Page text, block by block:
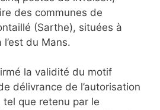
des communes de
(Sarthe), situées à
du Mans.
la validité du motif
délivrance de l’autorisation
que retenu par le